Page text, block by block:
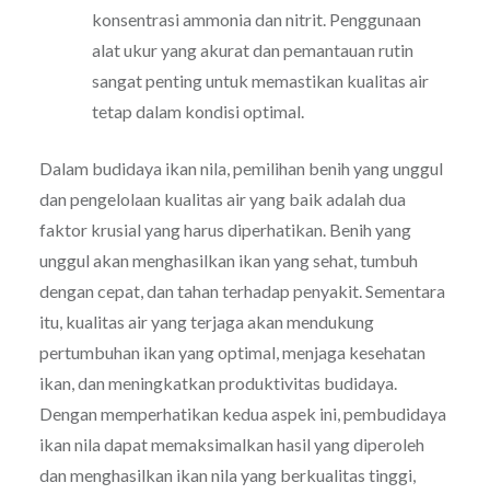
konsentrasi ammonia dan nitrit. Penggunaan
alat ukur yang akurat dan pemantauan rutin
sangat penting untuk memastikan kualitas air
tetap dalam kondisi optimal.
Dalam budidaya ikan nila, pemilihan benih yang unggul
dan pengelolaan kualitas air yang baik adalah dua
faktor krusial yang harus diperhatikan. Benih yang
unggul akan menghasilkan ikan yang sehat, tumbuh
dengan cepat, dan tahan terhadap penyakit. Sementara
itu, kualitas air yang terjaga akan mendukung
pertumbuhan ikan yang optimal, menjaga kesehatan
ikan, dan meningkatkan produktivitas budidaya.
Dengan memperhatikan kedua aspek ini, pembudidaya
ikan nila dapat memaksimalkan hasil yang diperoleh
dan menghasilkan ikan nila yang berkualitas tinggi,